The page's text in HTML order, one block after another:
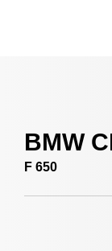
BMW
F 650